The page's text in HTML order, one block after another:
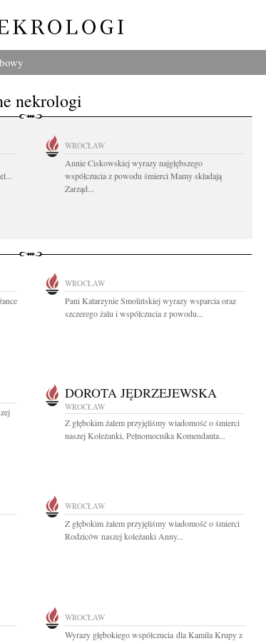
nekrologi
WROCŁAW
Annie Ciskowskiej wyrazy najgłębszego
współczucia z powodu śmierci Mamy składają
Zarząd...
WROCŁAW
Pani Katarzynie Smolińskiej wyrazy wsparcia oraz
szczerego żalu i współczucia z powodu...
DOROTA JĘDRZEJEWSKA
WROCŁAW
Z głębokim żalem przyjęliśmy wiadomość o śmierci
naszej Koleżanki, Pełnomocnika Komendanta...
WROCŁAW
Z głębokim żalem przyjęliśmy wiadomość o śmierci
Rodziców naszej koleżanki Anny...
WROCŁAW
Wyrazy głębokiego współczucia dla Kamila Krupy z